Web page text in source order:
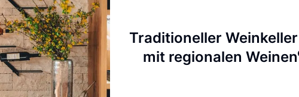
Traditioneller Weinkeller
mit regionalen Weinen